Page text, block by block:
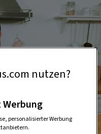
nutzen?
personalisierter Werbung